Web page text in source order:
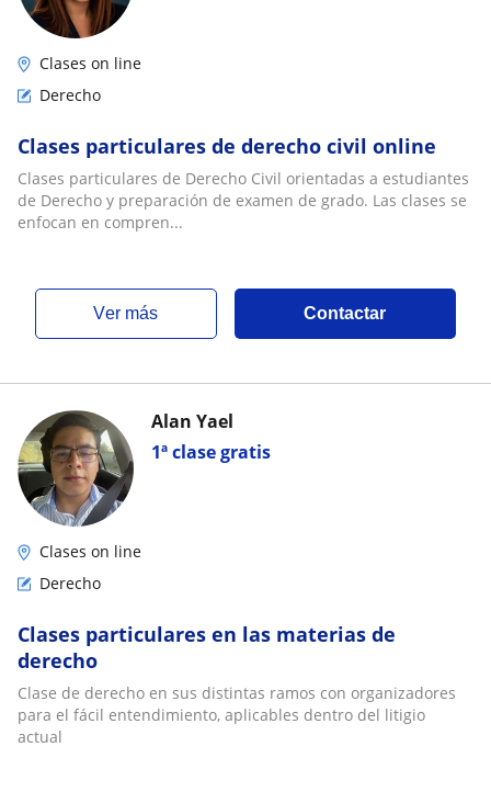
Clases on line
Derecho
Clases particulares de derecho civil online
Clases particulares de Derecho Civil orientadas a estudiantes
de Derecho y preparación de examen de grado. Las clases se
enfocan en compren...
ver más Contactar
1ª clase gratis
Alan Yael
Clases on line
Derecho
Clases particulares en las materias de
derecho
Clase de derecho en sus distintas ramos con organizadores
para el fácil entendimiento, aplicables dentro del litigio
actual